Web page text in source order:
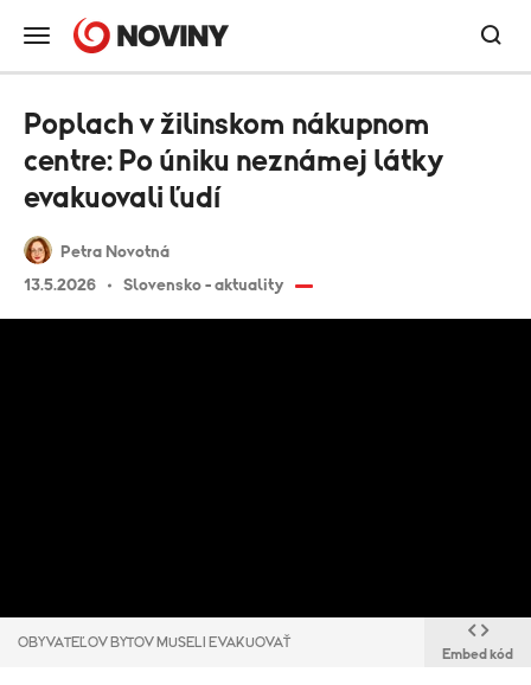
Petra Novotná
13.5.2026
Slovensko - aktuality
Poplach v žilinskom nákupnom
centre: Po úniku neznámej látky
evakuovali ľudí
OBYVATEĽOV BYTOV MUSELI EVAKUOVAŤ
Embed kód